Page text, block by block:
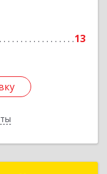
13
Подробнее